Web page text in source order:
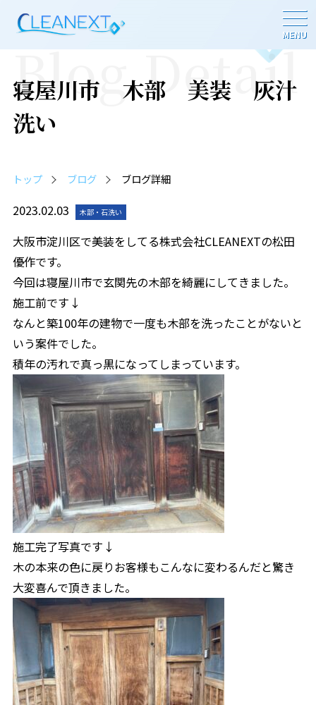
MENU
寝屋川市 木部 美装 灰汁
洗い
Blog Detail
トップ ブログ ブログ詳細
2023.02.03 木部・石洗い
大阪市淀川区で美装をしてる株式会社CLEANEXTの松田
優作です。
今回は寝屋川市で玄関先の木部を綺麗にしてきました。
施工前です↓
なんと築100年の建物で一度も木部を洗ったことがないと
いう案件でした。
積年の汚れで真っ黒になってしまっています。
施工完了写真です↓
木の本来の色に戻りお客様もこんなに変わるんだと驚き
大変喜んで頂きました。